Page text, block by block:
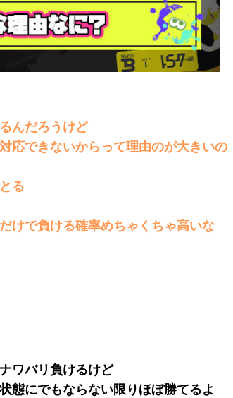
んだろうけど
応できないからって理由のが大きいの
る
けで負ける確率めちゃくちゃ高いな
ワバリ負けるけど
態にでもならない限りほぼ勝てるよ